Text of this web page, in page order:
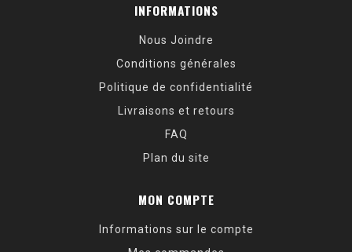
INFORMATIONS
Nous Joindre
Conditions générales
Politique de confidentialité
Livraisons et retours
FAQ
Plan du site
MON COMPTE
Informations sur le compte